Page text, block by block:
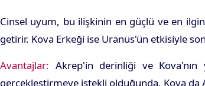
Cinsel uyum, bu ilişkinin en güçlü ve en
getirir. Kova Erkeği ise Uranüs'ün etkisiyle
Avantajlar: Akrep'in derinliği ve Kova'nın
gerçekleştirmeye istekli olduğunda, Kova da